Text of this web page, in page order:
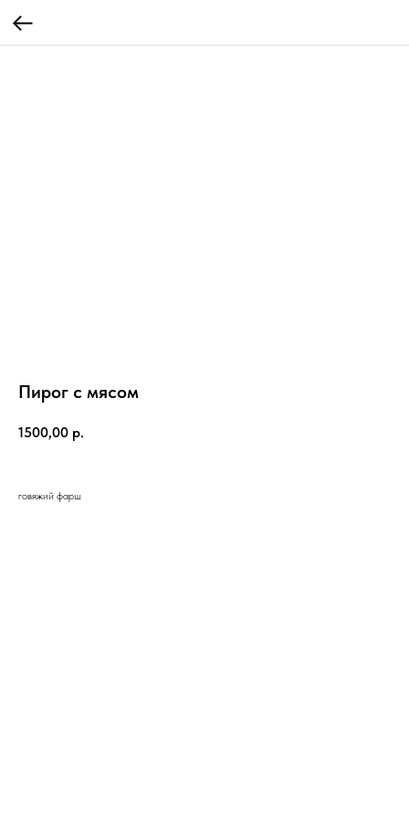
Пирог с мясом
1500,00 р.
говяжий фарш